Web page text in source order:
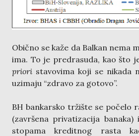
Obično se kaže da Balkan nema
ima. To je predrasuda, kao što
priori stavovima koji se nikada
uzimaju “zdravo za gotovo”.
BH bankarsko tržište se počelo
(završena privatizacija
stopama kreditnog rasta